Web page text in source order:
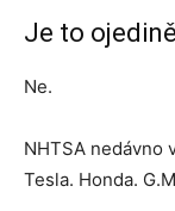
Je to
Ne.
NHTSA nedávno
Tesla. Honda.